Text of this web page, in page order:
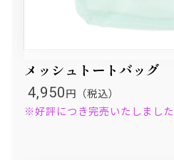
メッシュトートバッグ
4,950 円（税込）
※好評につき完売いたしました